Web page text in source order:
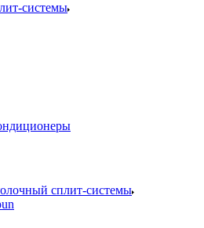
системы
сплит-системы